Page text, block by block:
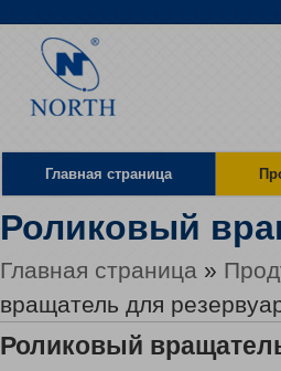
Главная страница
Местоположение
Роликовый
Главная страница »
вращатель для
Роликовый